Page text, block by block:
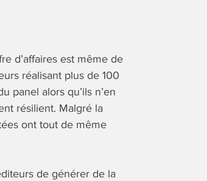
d’affaires est même de
réalisant plus de 100
panel alors qu’ils n’en
résilient. Malgré la
ont tout de même
de générer de la